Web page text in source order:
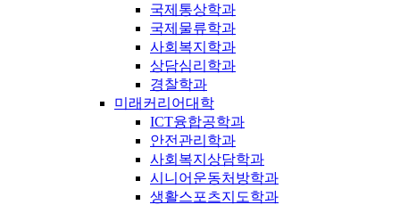
국제통상학과
국제물류학과
사회복지학과
상담심리학과
경찰학과
미래커리어대학
ICT융합공학과
안전관리학과
사회복지상담학과
시니어운동처방학과
생활스포츠지도학과